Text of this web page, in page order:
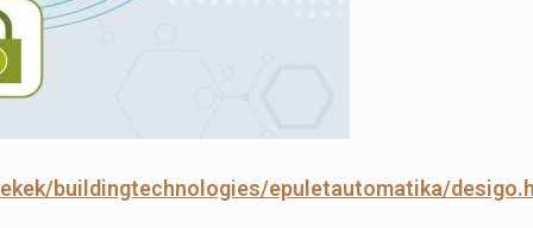
buildingtechnologies/epuletautomatika/